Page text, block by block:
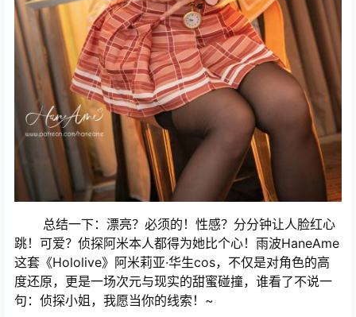
总结一下：漂亮？必须的！性感？分分钟让人脸红心
跳！可爱？侦探阿米本人都得为她比个心！雨波HaneAme
这套《Hololive》阿米莉亚·华生cos，不仅是对角色的高
度还原，更是一场次元与现实的甜蜜碰撞，谁看了不说一
句：侦探小姐，我愿当你的线索！~